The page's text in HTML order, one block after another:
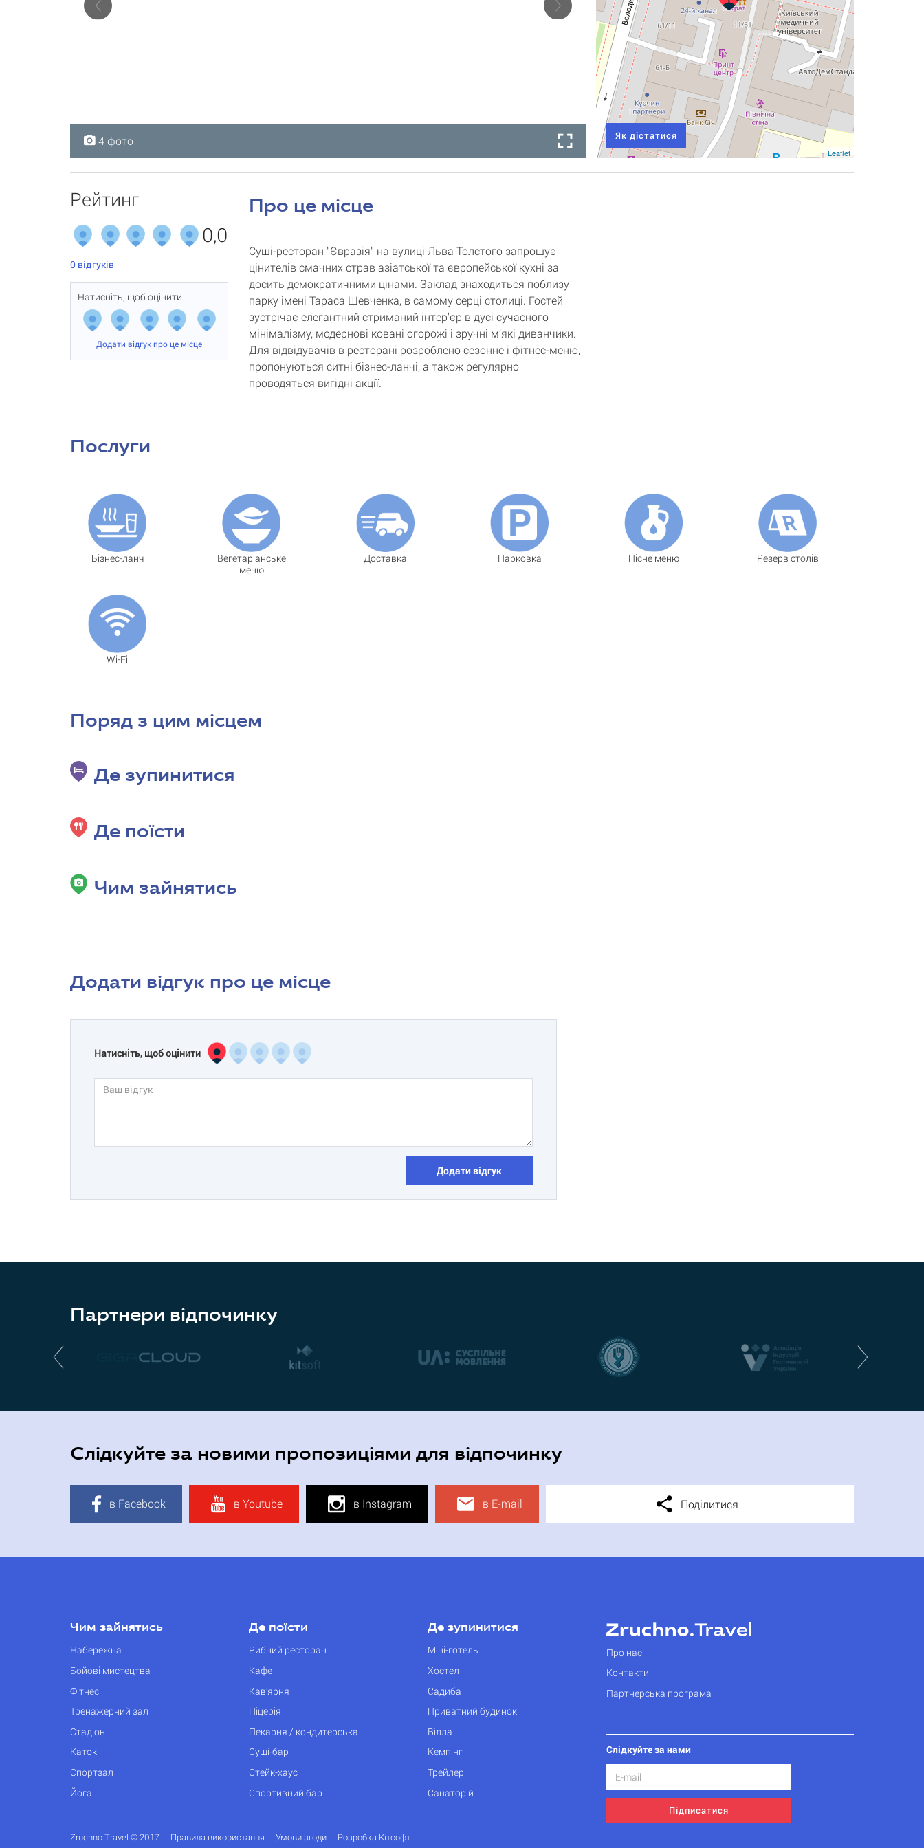
4 фото
4 фото
4 фото
4 фото
Leaflet
Як дістатися
Рейтинг
0,0
0 відгуків
Натисніть, щоб оцінити
Додати відгук про це місце
Про це місце
Суші-ресторан "Євразія" на вулиці Льва Толстого запрошує
цінителів смачних страв азіатської та європейської кухні за
досить демократичними цінами. Заклад знаходиться поблизу
парку імені Тараса Шевченка, в самому серці столиці. Гостей
зустрічає елегантний стриманий інтер’єр в дусі сучасного
мінімалізму, модернові ковані огорожі і зручні м’які диванчики.
Для відвідувачів в ресторані розроблено сезонне і фітнес-меню,
пропонуються ситні бізнес-ланчі, а також регулярно
проводяться вигідні акції.
Послуги
Бізнес-ланч
Вегетаріанське
меню
Доставка Парковка Пісне меню Резерв столів
Wi-Fi
Поряд з цим місцем
Де зупинитися
Де поїсти
Чим зайнятись
Додати відгук про це місце
Натисніть, щоб оцінити
Додати відгук
Партнери відпочинку
Слідкуйте за новими пропозиціями для відпочинку
в Facebook в Youtube в Instagram в E-mail Поділитися
Чим зайнятись
Набережна
Бойові мистецтва
Фітнес
Тренажерний зал
Стадіон
Каток
Спортзал
Йога
Де поїсти
Рибний ресторан
Кафе
Кав’ярня
Піцерія
Пекарня / кондитерська
Суші-бар
Стейк-хаус
Спортивний бар
Де зупинитися
Міні-готель
Хостел
Садиба
Приватний будинок
Вілла
Кемпінг
Трейлер
Санаторій
Про нас
Контакти
Партнерська програма
Слідкуйте за нами
Підписатися
Zruchno.Travel © 2017 Правила використання Умови згоди Розробка Кітсофт